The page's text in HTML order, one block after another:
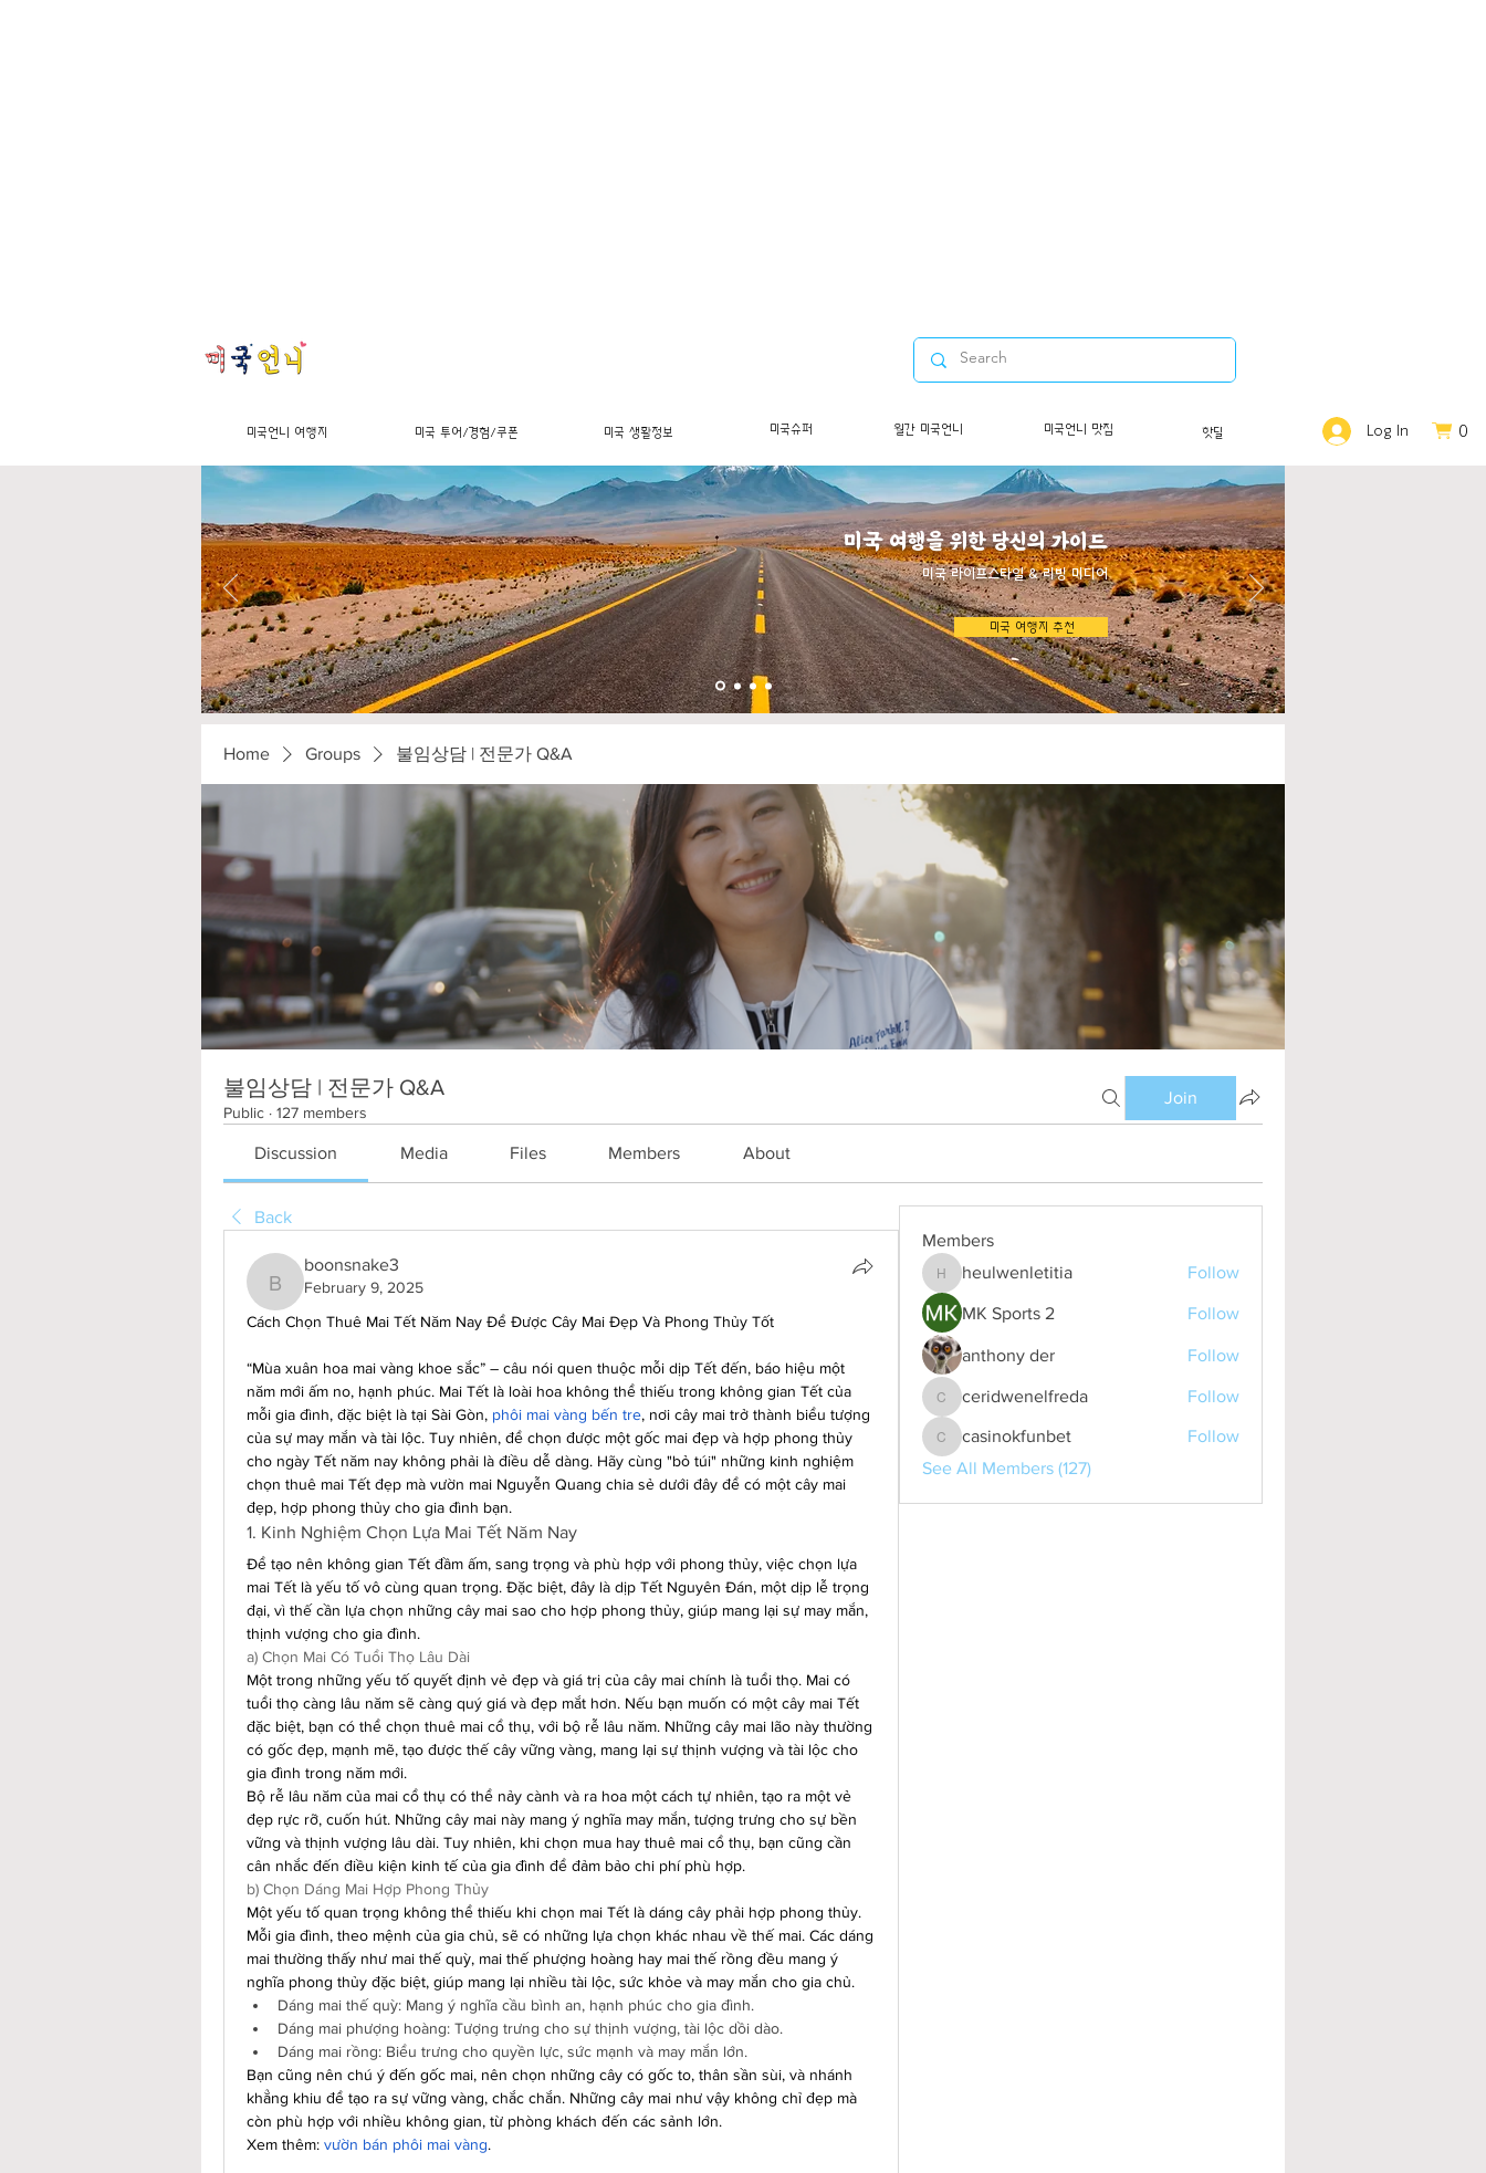
미국 여행을 위한 당신의 가이드
​미국 라이프스타일 & 리빙 미디어
미국 여행지 추천
Home Groups 불임상담 | 전문가 Q&A
불임상담 | 전문가 Q&A
Public · 127 members
Join
Discussion Media Files Members About
Back
boonsnake3
boonsnake3
February 9, 2025
Cách Chọn Thuê Mai Tết Năm Nay Để Được Cây Mai Đẹp Và Phong Thủy Tốt
“Mùa xuân hoa mai vàng khoe sắc” – câu nói quen thuộc mỗi dịp Tết đến, báo hiệu một
năm mới ấm no, hạnh phúc. Mai Tết là loài hoa không thể thiếu trong không gian Tết của
mỗi gia đình, đặc biệt là tại Sài Gòn, phôi mai vàng bến tre, nơi cây mai trở thành biểu tượng
của sự may mắn và tài lộc. Tuy nhiên, để chọn được một gốc mai đẹp và hợp phong thủy
cho ngày Tết năm nay không phải là điều dễ dàng. Hãy cùng "bỏ túi" những kinh nghiệm
chọn thuê mai Tết đẹp mà vườn mai Nguyễn Quang chia sẻ dưới đây để có một cây mai
đẹp, hợp phong thủy cho gia đình bạn.
1. Kinh Nghiệm Chọn Lựa Mai Tết Năm Nay
Để tạo nên không gian Tết đầm ấm, sang trọng và phù hợp với phong thủy, việc chọn lựa
mai Tết là yếu tố vô cùng quan trọng. Đặc biệt, đây là dịp Tết Nguyên Đán, một dịp lễ trọng
đại, vì thế cần lựa chọn những cây mai sao cho hợp phong thủy, giúp mang lại sự may mắn,
thịnh vượng cho gia đình.
a) Chọn Mai Có Tuổi Thọ Lâu Dài
Một trong những yếu tố quyết định vẻ đẹp và giá trị của cây mai chính là tuổi thọ. Mai có
tuổi thọ càng lâu năm sẽ càng quý giá và đẹp mắt hơn. Nếu bạn muốn có một cây mai Tết
đặc biệt, bạn có thể chọn thuê mai cổ thụ, với bộ rễ lâu năm. Những cây mai lão này thường
có gốc đẹp, mạnh mẽ, tạo được thế cây vững vàng, mang lại sự thịnh vượng và tài lộc cho
gia đình trong năm mới.
Bộ rễ lâu năm của mai cổ thụ có thể nảy cành và ra hoa một cách tự nhiên, tạo ra một vẻ
đẹp rực rỡ, cuốn hút. Những cây mai này mang ý nghĩa may mắn, tượng trưng cho sự bền
vững và thịnh vượng lâu dài. Tuy nhiên, khi chọn mua hay thuê mai cổ thụ, bạn cũng cần
cân nhắc đến điều kiện kinh tế của gia đình để đảm bảo chi phí phù hợp.
b) Chọn Dáng Mai Hợp Phong Thủy
Một yếu tố quan trọng không thể thiếu khi chọn mai Tết là dáng cây phải hợp phong thủy.
Mỗi gia đình, theo mệnh của gia chủ, sẽ có những lựa chọn khác nhau về thế mai. Các dáng
mai thường thấy như mai thế quỳ, mai thế phượng hoàng hay mai thế rồng đều mang ý
nghĩa phong thủy đặc biệt, giúp mang lại nhiều tài lộc, sức khỏe và may mắn cho gia chủ.
Dáng mai thế quỳ: Mang ý nghĩa cầu bình an, hạnh phúc cho gia đình.
Dáng mai phượng hoàng: Tượng trưng cho sự thịnh vượng, tài lộc dồi dào.
Dáng mai rồng: Biểu trưng cho quyền lực, sức mạnh và may mắn lớn.
Bạn cũng nên chú ý đến gốc mai, nên chọn những cây có gốc to, thân sần sùi, và nhánh
khẳng khiu để tạo ra sự vững vàng, chắc chắn. Những cây mai như vậy không chỉ đẹp mà
còn phù hợp với nhiều không gian, từ phòng khách đến các sảnh lớn.
Xem thêm: vườn bán phôi mai vàng.
Members
heulwenletitia
heulwenletitia Follow
MK Sports 2 Follow
anthony der Follow
ceridwenelfreda
ceridwenelfreda Follow
casinokfunbet
casinokfunbet
Follow
See All Members (127)
미국언니 여행지 미국 투어/경험/쿠폰 미국 생활정보 미국슈퍼 월간 미국언니 미국언니 맛집 핫딜 Log In 0